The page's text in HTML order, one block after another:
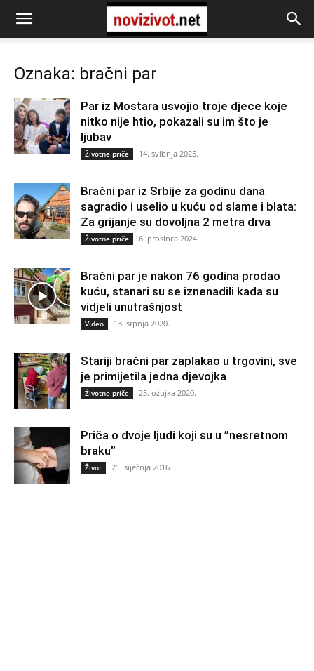
Oznaka: bračni par
Par iz Mostara usvojio troje djece koje
nitko nije htio, pokazali su im što je
ljubav
Životne priče 14. svibnja 2025.
Bračni par iz Srbije za godinu dana
sagradio i uselio u kuću od slame i blata:
Za grijanje su dovoljna 2 metra drva
Životne priče 6. prosinca 2024.
Bračni par je nakon 76 godina prodao
kuću, stanari su se iznenadili kada su
vidjeli unutrašnjost
Video 13. srpnja 2020.
Stariji bračni par zaplakao u trgovini, sve
je primijetila jedna djevojka
Životne priče 25. ožujka 2020.
Priča o dvoje ljudi koji su u ”nesretnom
braku”
Život 21. siječnja 2016.